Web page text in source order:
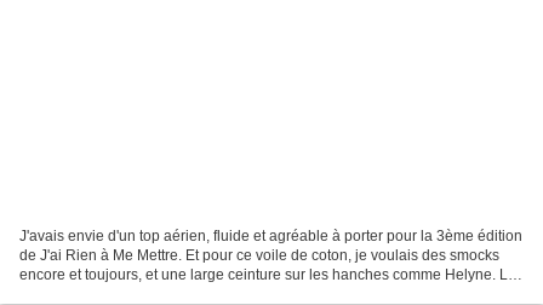
J'avais envie d'un top aérien, fluide et agréable à porter pour la 3ème édition
de J'ai Rien à Me Mettre. Et pour ce voile de coton, je voulais des smocks
encore et toujours, et une large ceinture sur les hanches comme Helyne. Le